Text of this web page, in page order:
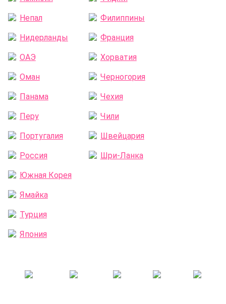
Непал
Нидерланды
ОАЭ
Оман
Панама
Перу
Португалия
Россия
Филиппины
Франция
Хорватия
Черногория
Чехия
Чили
Швейцария
Шри-Ланка
Южная Корея
Ямайка
Турция
Япония